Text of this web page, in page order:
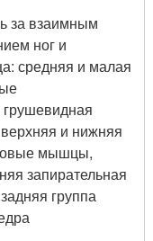
за взаимным
ног и
средняя и малая
и нижняя
мышцы,
запирательная
группа